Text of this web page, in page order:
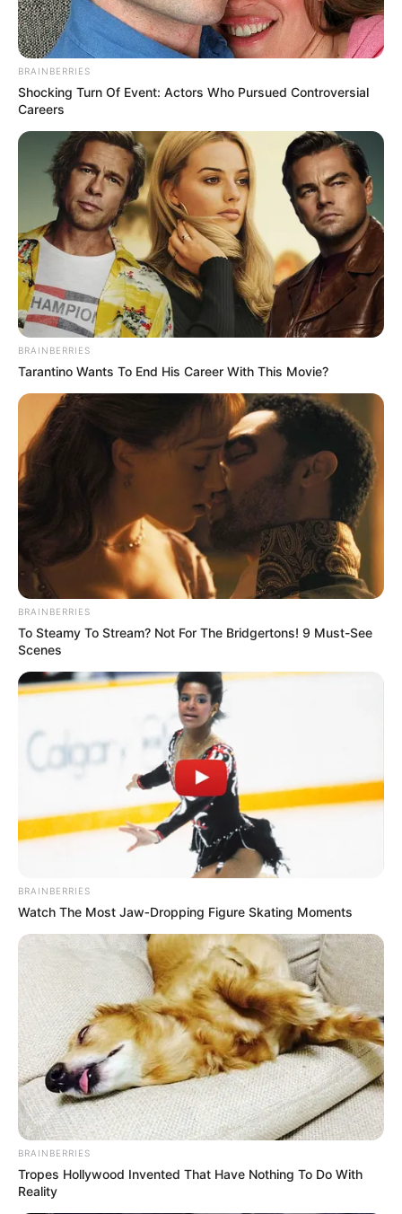
ΔΗΜΟΦΙΛΗ ΑΡΘΡΑ
Ο ΠΟΥ υπό έλεγχο: παρατυπίες και
συγκρούσεις συμφερόντων
Ο ΠΟΥ υπό έλεγχο: παρατυπίες...
Δεν χρωστάμε σε κανέναν,
αυτοί χρωστούν σε εμάς τα
πάντα
Η επιστήμη θα πρέπει να
ανήκει στους ανθρώπους και
όχι στο Νταβός...
ΓΙΑΤΙ ΑΠΟΦΑΣΗΣΑ ΝΑ
ΓΡΑΨΩ
ΠΟΙΟΣ ΣΚΟΤΩΣΕ ΤΟΝ
ΚΑΠΟΔΙΣΤΡΙΑ;;[Η δολοφονία
του Καποδίστρια – Ποιοι
ήταν οι πραγματικοί...
Υγειονομικοί: Επιστολή-κόλαφος στην
επέτειο των αναστολών..
Παρασκευή, 2 Σεπτεμβρίου 2022, 15:39
Υγειονομικοί: Επιστολή-κόλαφος στην επέτειο των...
BRAINBERRIES
Shocking Turn Of Event: Actors Who Pursued Controversial
Careers
BRAINBERRIES
Tarantino Wants To End His Career With This Movie?
BRAINBERRIES
To Steamy To Stream? Not For The Bridgertons! 9 Must-See
Scenes
BRAINBERRIES
Watch The Most Jaw‑Dropping Figure Skating Moments
BRAINBERRIES
Tropes Hollywood Invented That Have Nothing To Do With
Reality